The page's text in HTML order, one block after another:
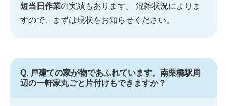
短当日作業の実績もあります。 混雑状況によりま
すので、まずは現状をお知らせください。
Q. 戸建ての家が物であふれています。南栗橋駅周
辺の一軒家丸ごと片付けもできますか？